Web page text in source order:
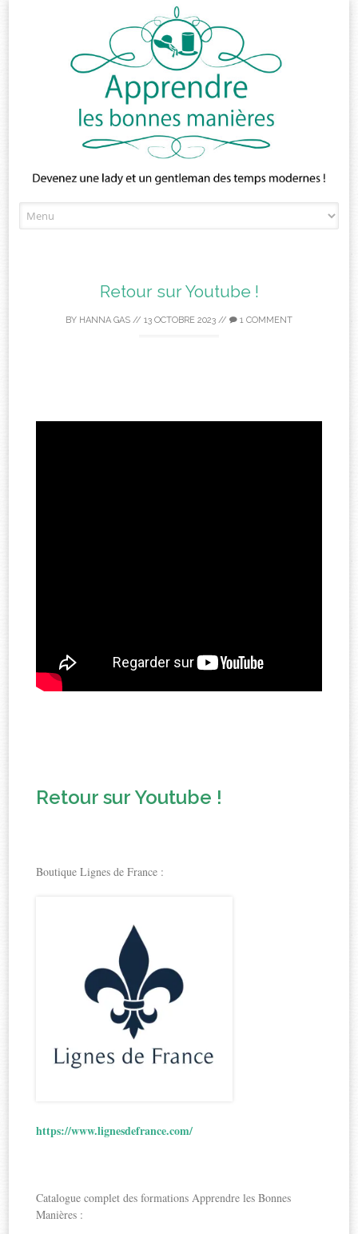
to
Retour sur Youtube !
BY HANNA GAS // 13 OCTOBRE 2023 // 1 COMMENT
Retour sur Youtube !
Boutique Lignes de France :
https://www.lignesdefrance.com/
Catalogue complet des formations Apprendre les Bonnes
Manières :